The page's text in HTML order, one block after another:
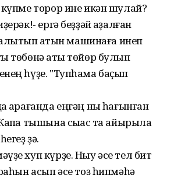
торор ине икән шулай?
ергә беҙҙәй ҡаҙалған
ҡатын машинаға инеп
төбөнә ҡаты төйөр булып
һүҙе. "Тупһама баҫып
еңгәң ныҡ һағынған
тышына сыҡҡас та айырыла
ҙә.
хуп күрҙе. Ныу әсе тел бит
асып әсе тоҙ һипмәһә